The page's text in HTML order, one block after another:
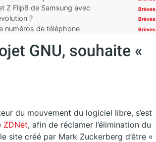
Z Flip8 de Samsung avec
Brèves
? Brèves
numéros de téléphone
Brèves
GNU, souhaite «
du mouvement du logiciel libre, s’est
ZDNet, afin de réclamer l’élimination du
site créé par Mark Zuckerberg d’être «